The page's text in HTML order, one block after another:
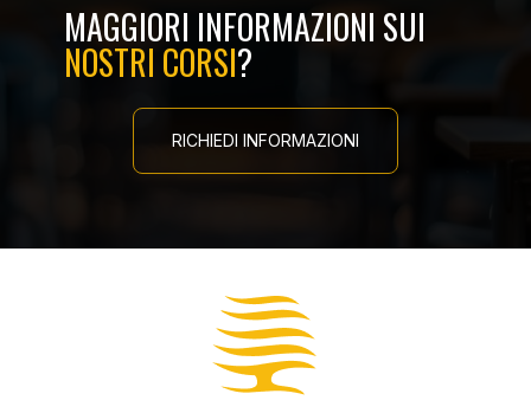
MAGGIORI INFORMAZIONI SUI
NOSTRI CORSI?
RICHIEDI INFORMAZIONI